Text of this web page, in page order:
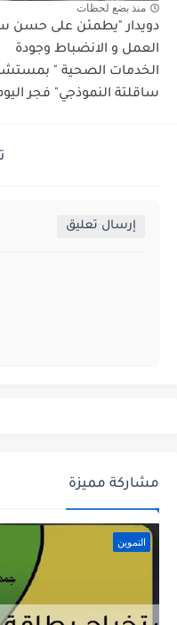
منذ بضع لحظات
دويدار "يطمئن على حسن
العمل و الانضباط وجودة
الخدمات الصحية "
ساقلتة النموذجي" فجر
إرسال تعليق
مشاركة مميزة
التموين